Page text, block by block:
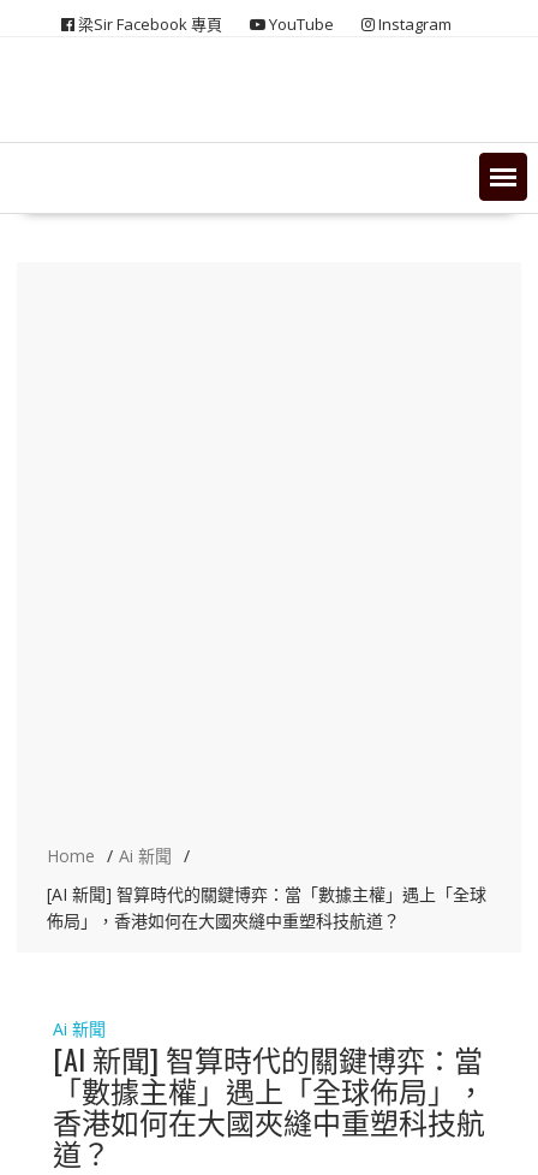
梁Sir Facebook 專頁 YouTube Instagram
Home
Ai 新聞
[AI 新聞] 智算時代的關鍵博弈：當「數據主權」遇上「全球
佈局」，香港如何在大國夾縫中重塑科技航道？
Ai 新聞
[AI 新聞] 智算時代的關鍵博弈：當
「數據主權」遇上「全球佈局」，
香港如何在大國夾縫中重塑科技航
道？